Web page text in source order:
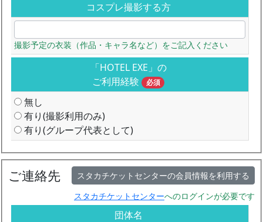
コスプレ撮影する方
撮影予定の衣装（作品・キャラ名など）をご記入ください
「HOTEL EXE」の
ご利用経験
必須
無し
有り(撮影利用のみ)
有り(グループ代表として)
ご連絡先
スタカチケットセンターの会員情報を利用する
スタカチケットセンターへのログインが必要です
団体名